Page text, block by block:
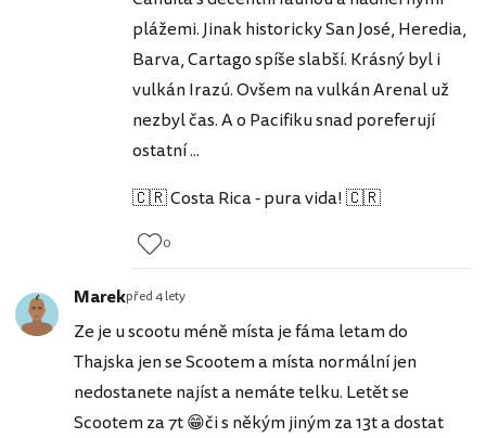
plážemi. Jinak historicky San José, Heredia,
Barva, Cartago spíše slabší. Krásný byl i
vulkán Irazú. Ovšem na vulkán Arenal už
nezbyl čas. A o Pacifiku snad poreferují
ostatní ...
🇨🇷 Costa Rica - pura vida! 🇨🇷
0
Marekpřed 4 lety
Ze je u scootu méně místa je fáma letam do
Thajska jen se Scootem a místa normální jen
nedostanete najíst a nemáte telku. Letět se
Scootem za 7t 😁či s někým jiným za 13t a dostat